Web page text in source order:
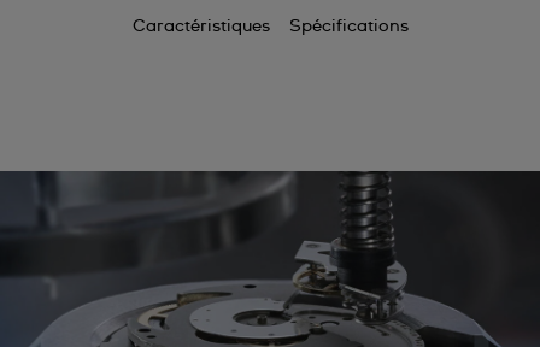
Caractéristiques Spécifications